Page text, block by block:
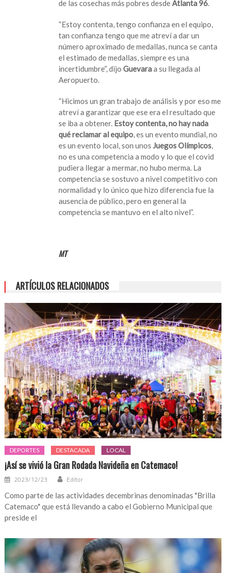
de las cosechas más pobres desde Atlanta 96
“Estoy contenta, tengo confianza en el equipo,
tan confianza tengo que me atreví a dar un
número aproximado de medallas, nunca se canta
el estimado de medallas, siempre es una
incertidumbre”, dijoGuevaraa su llegada al
Aeropuerto.
“Hicimos un gran trabajo de análisis y por eso me
atreví a garantizar que ese era el resultado que
se iba a obtener. Estoy contenta, no hay nada
qué reclamar al equipo , es un evento mundial, no
es un evento local, son unos Juegos Olímpicos
no es una competencia a modo y lo que el covid
pudiera llegar a mermar, no hubo merma. La
competencia se sostuvo a nivel competitivo con
normalidad y lo único que hizo diferencia fue la
ausencia de público, pero en general la
competencia se mantuvo en el alto nivel”.
MT
ARTÍCULOS RELACIONADOS
DEPORTES DESTACADA LOCAL
¡Así se vivió la Gran Rodada Navideña en Catemaco!
2023/12/23 Editor
Como parte de las actividades decembrinas denominadas "Brilla
Catemaco" que está llevando a cabo el Gobierno Municipal que
preside el